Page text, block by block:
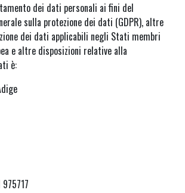
dei dati personali ai fini del
sulla protezione dei dati (GDPR), altre
dei dati applicabili negli Stati membri
e altre disposizioni relative alla
è: